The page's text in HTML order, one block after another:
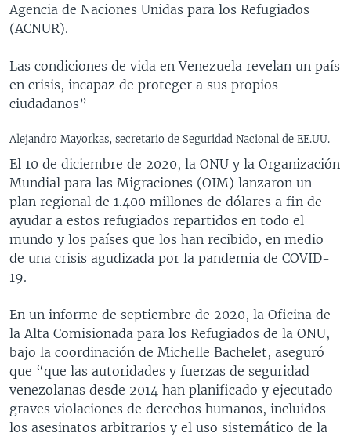
Agencia de Naciones Unidas para los Refugiados
(ACNUR).
Las condiciones de vida en Venezuela revelan un país
en crisis, incapaz de proteger a sus propios
ciudadanos”
Alejandro Mayorkas, secretario de Seguridad Nacional de EE.UU.
El 10 de diciembre de 2020, la ONU y la Organización
Mundial para las Migraciones (OIM) lanzaron un
plan regional de 1.400 millones de dólares a fin de
ayudar a estos refugiados repartidos en todo el
mundo y los países que los han recibido, en medio
de una crisis agudizada por la pandemia de COVID-
19.
En un informe de septiembre de 2020, la Oficina de
la Alta Comisionada para los Refugiados de la ONU,
bajo la coordinación de Michelle Bachelet, aseguró
que “que las autoridades y fuerzas de seguridad
venezolanas desde 2014 han planificado y ejecutado
graves violaciones de derechos humanos, incluidos
los asesinatos arbitrarios y el uso sistemático de la